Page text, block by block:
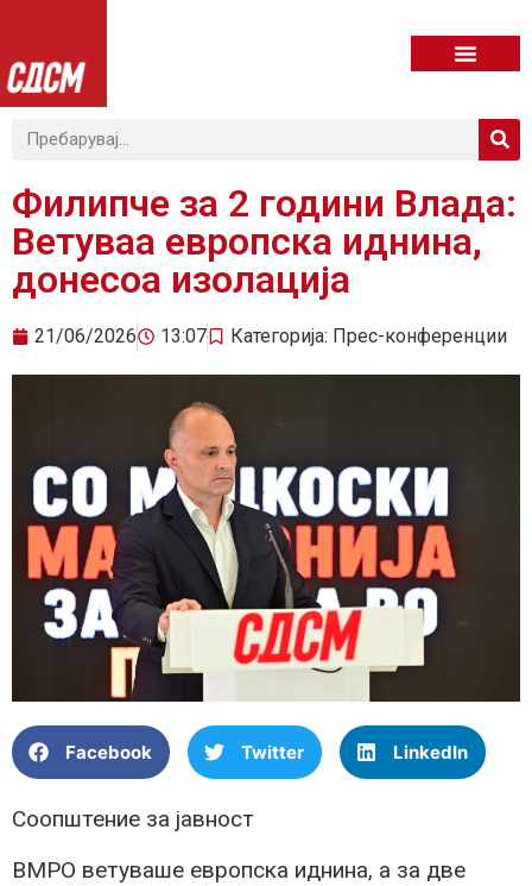
Филипче за 2 години Влада:
Ветуваа европска иднина,
донесоа изолација
21/06/2026 13:07 Категорија: Прес-конференции
Facebook Twitter LinkedIn
Соопштение за јавност
ВМРО ветуваше европска иднина, а за две